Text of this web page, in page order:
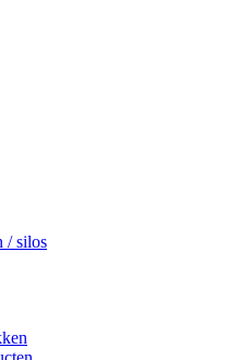
/ silos